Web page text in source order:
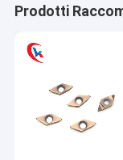
Prodotti